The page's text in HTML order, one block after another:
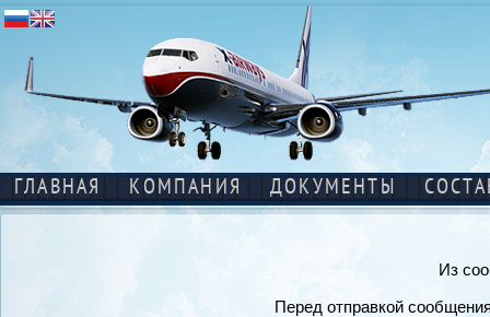
ГЛАВНАЯ КОМПАНИЯ ДОКУМЕНТЫ
Из
Перед отправкой